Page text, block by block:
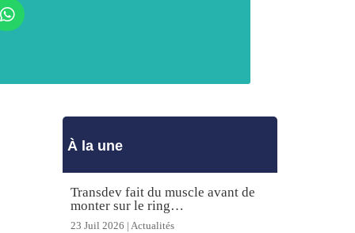

À la une
Transdev fait du muscle avant de
monter sur le ring…
23 Juil 2026 | Actualités